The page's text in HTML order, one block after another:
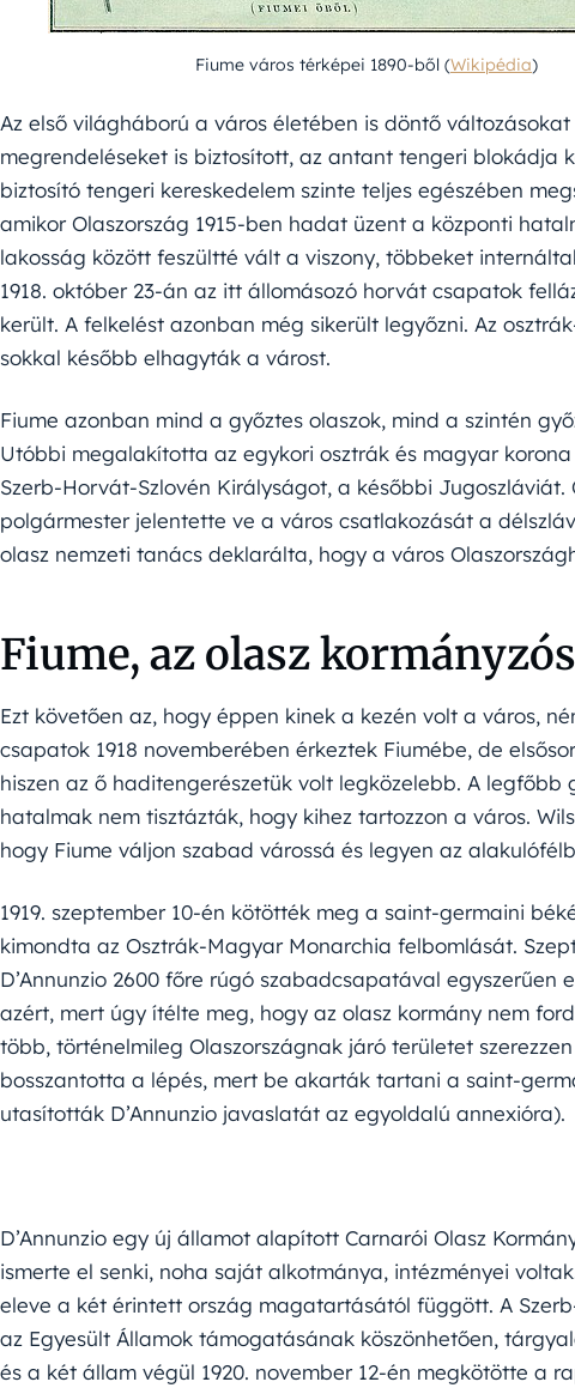
Fiume város térképei 1890-ből (Wikipédia)
Az első világháború a város életében is döntő
megrendeléseket is biztosított, az antant tengeri blokádja
biztosító tengeri kereskedelem szinte teljes egészében
amikor Olaszország 1915-ben hadat üzent a központi
lakosság között feszültté vált a viszony, többeket
1918. október 23-án az itt állomásozó horvát csapatok
került. A felkelést azonban még sikerült legyőzni. Az
sokkal később elhagyták a várost.
Fiume azonban mind a győztes olaszok, mind a szintén
Utóbbi megalakította az egykori osztrák és magyar
Szerb-Horvát-Szlovén Királyságot, a későbbi
polgármester jelentette ve a város csatlakozását a
olasz nemzeti tanács deklarálta, hogy a város
Fiume, az olasz
Ezt követően az, hogy éppen kinek a kezén volt a város,
csapatok 1918 novemberében érkeztek Fiumébe, de
hiszen az ő haditengerészetük volt legközelebb. A
hatalmak nem tisztázták, hogy kihez tartozzon a város.
hogy Fiume váljon szabad várossá és legyen az
1919. szeptember 10-én kötötték meg a saint-germaini
kimondta az Osztrák-Magyar Monarchia felbomlását.
D’Annunzio 2600 főre rúgó szabadcsapatával egyszerűen
azért, mert úgy ítélte meg, hogy az olasz kormány nem
több, történelmileg Olaszországnak járó területet
bosszantotta a lépés, mert be akarták tartani a saint-
utasították D’Annunzio javaslatát az egyoldalú annexióra).
D’Annunzio egy új államot alapított Carnarói Olasz
ismerte el senki, noha saját alkotmánya, intézményei
eleve a két érintett ország magatartásától függött. A
az Egyesült Államok támogatásának köszönhetően,
és a két állam végül 1920. november 12-én megkötötte a